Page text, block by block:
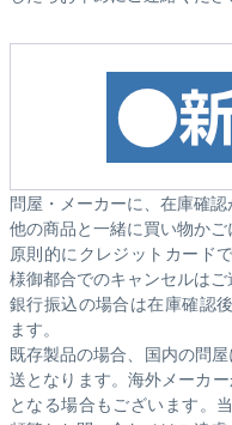
問屋・メーカーに、在庫確認
他の商品と一緒に買い物かご
原則的にクレジットカード
様御都合でのキャンセルはご
銀行振込の場合は在庫確認
ます。
既存製品の場合、国内の問
送となります。海外メーカ
となる場合もございます。